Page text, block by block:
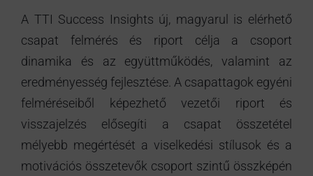
A TTI Success Insights új, magyarul is elérhető
csapat felmérés és riport célja a csoport
dinamika és az együttműködés, valamint az
eredményesség fejlesztése. A csapattagok egyéni
felméréseiből képezhető vezetői riport és
visszajelzés elősegíti a csapat összetétel
mélyebb megértését a viselkedési stílusok és a
motivációs összetevők csoport szintű összképén